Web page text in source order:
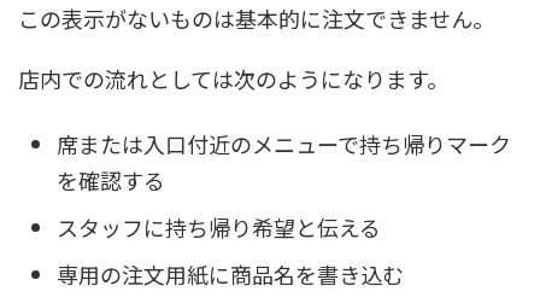
この表示がないものは基本的に注文できません。
店内での流れとしては次のようになります。
席または入口付近のメニューで持ち帰りマーク
を確認する
スタッフに持ち帰り希望と伝える
専用の注文用紙に商品名を書き込む